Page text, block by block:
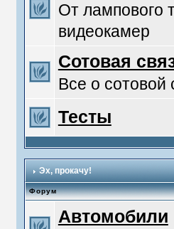
От лампового
видеокамер
Сотовая
Все о
Тесты
Эх, прокачу!
Форум
Автомобили